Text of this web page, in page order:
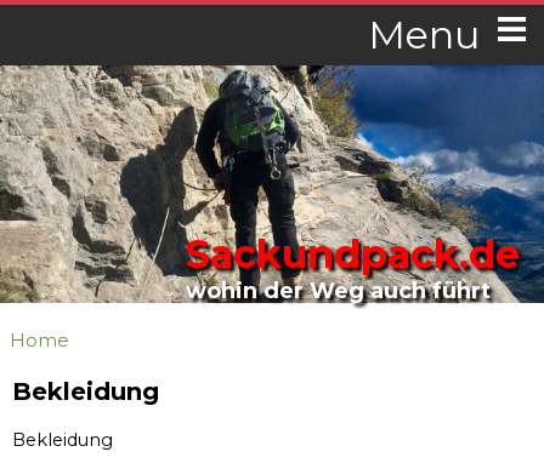
Menu
Sackundpack.de
wohin der Weg auch führt
Home
Bekleidung
Bekleidung